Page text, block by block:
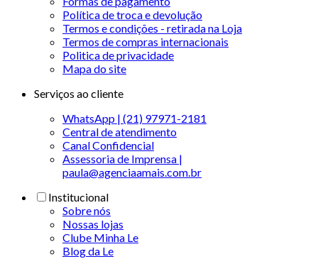
Política de troca e devolução
Termos e condições - retirada na Loja
Termos de compras internacionais
Politica de privacidade
Mapa do site
Serviços ao cliente
WhatsApp | (21) 97971-2181
Central de atendimento
Canal Confidencial
Assessoria de Imprensa |
paula@agenciaamais.com.br
Institucional
Sobre nós
Nossas lojas
Clube Minha Le
Blog da Le